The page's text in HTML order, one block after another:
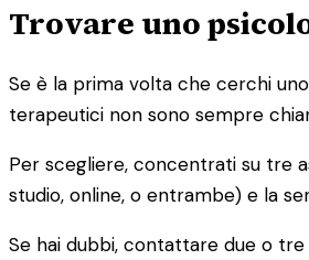
Trovare uno
Se è la prima volta che cerchi
terapeutici non sono sempre
Per scegliere, concentrati su tre
studio, online, o entrambe) e la
Se hai dubbi, contattare due o